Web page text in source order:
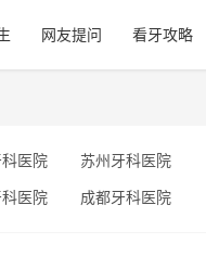
网友提问 看牙攻略
医院
苏州牙科医院
医院 成都牙科医院